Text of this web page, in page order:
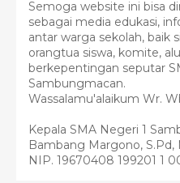
Semoga website ini bisa
sebagai media edukasi,
antar warga sekolah, baik
orangtua siswa, komite,
berkepentingan seputar
Sambungmacan.
Wassalamu'alaikum Wr.
Kepala SMA Negeri 1
Bambang Margono, S.Pd,
NIP. 19670408 199201 1